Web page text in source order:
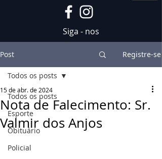
Siga - nos
Post Registre-se
Todos os posts
Esporte
Obituário
Policial
Todos os posts
Nota de Falecimento: Sr.
Valmir dos Anjos
15 de abr. de 2024